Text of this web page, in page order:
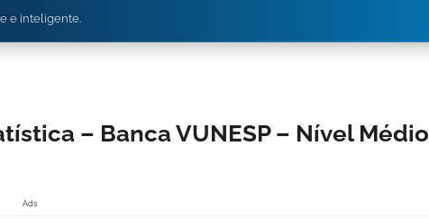
e inteligente.
– Banca VUNESP – Nível Médio
Ads